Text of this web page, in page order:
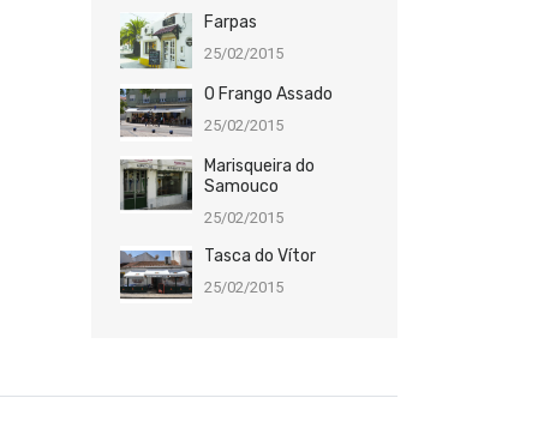
Farpas
25/02/2015
O Frango Assado
25/02/2015
Marisqueira do
Samouco
25/02/2015
Tasca do Vítor
25/02/2015